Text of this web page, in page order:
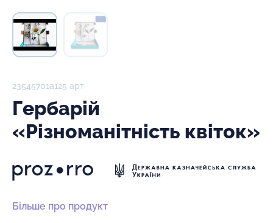
23545701а125 арт
Гербарій
«Різноманітність квіток»
Більше про продукт